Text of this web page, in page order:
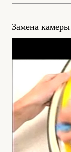
Замена камеры